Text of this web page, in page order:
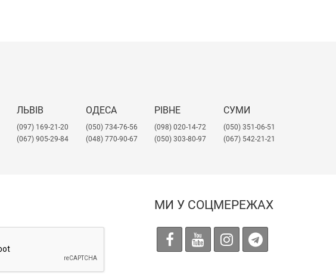
ЛЬВІВ
​(097) 169-21-20
(067) 905-29-84
ОДЕСА
(050) 734-76-56
(048) 770-90-67
РІВНЕ
(098) 020-14-72
(050) 303-80-97
СУМИ
(050) 351-06-51
(067) 542-21-21
МИ У СОЦМЕРЕЖАХ